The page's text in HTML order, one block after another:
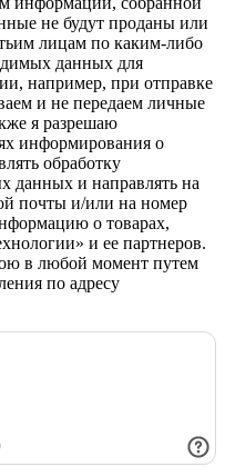
не будут проданы или
лицам по каким-либо
данных для
например, при отправке
и не передаем личные
я разрешаю
информирования о
обработку
данных и направлять на
почты и/или на номер
о товарах,
и ее партнеров.
в любой момент путем
по адресу